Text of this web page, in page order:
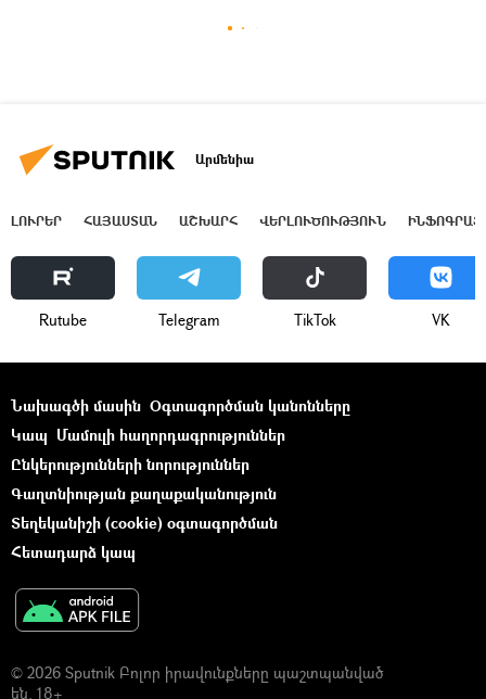
Արմենիա
ԼՈՒՐԵՐ ՀԱՅԱՍՏԱՆ ԱՇԽԱՐՀ ՎԵՐԼՈՒԾՈՒԹՅՈՒՆ
Rutube Telegram ТikТоk VK
Նախագծի մասին Օգտագործման կանոնները
Կապ Մամուլի հաղորդագրություններ
Ընկերությունների նորություններ
Գաղտնիության քաղաքականություն
Տեղեկանիշի (cookie) օգտագործման
Հետադարձ կապ
© 2026 Sputnik Բոլոր իրավունքները պաշտպանված
են. 18+